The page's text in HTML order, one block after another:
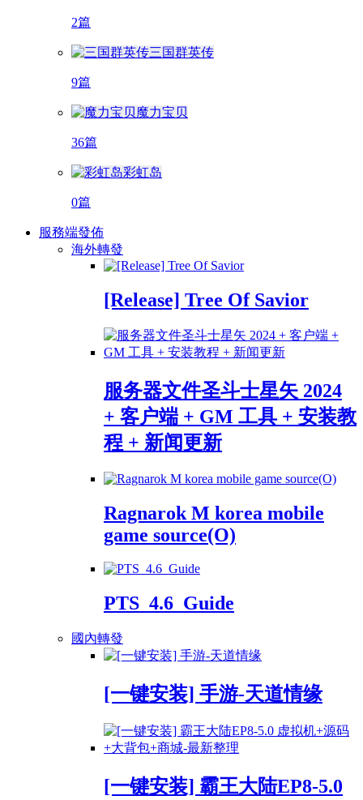
2篇
三国群英传
9篇
魔力宝贝
36篇
彩虹岛
0篇
服務端發佈
海外轉發
[Release] Tree Of Savior
服务器文件圣斗士星矢 2024
+ 客户端 + GM 工具 + 安装教
程 + 新闻更新
Ragnarok M korea mobile
game source(O)
PTS_4.6_Guide
國內轉發
[一键安装] 手游-天道情缘
[一键安装] 霸王大陆EP8-5.0